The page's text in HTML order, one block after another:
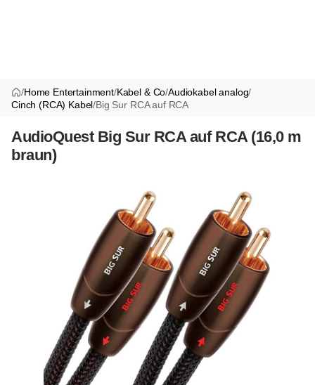
/Home Entertainment/Kabel & Co/Audiokabel analog/
Cinch (RCA) Kabel/Big Sur RCA auf RCA
AudioQuest Big Sur RCA auf RCA (16,0 m
braun)